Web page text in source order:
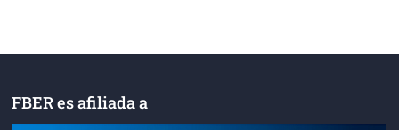
FBER es afiliada a